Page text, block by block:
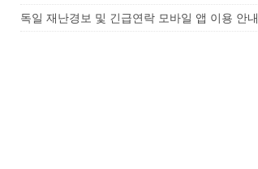
독일 재난경보 및 긴급연락 모바일 앱 이용 안내